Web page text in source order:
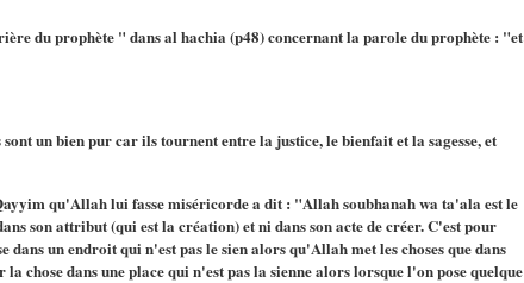
du prophète " dans al hachia (p48) concernant la parole du prophète : "et
un bien pur car ils tournent entre la justice, le bienfait et la sagesse, et
qu'Allah lui fasse miséricorde a dit : "Allah soubhanah wa ta'ala est le
son attribut (qui est la création) et ni dans son acte de créer. C'est pour
un endroit qui n'est pas le sien alors qu'Allah met les choses que dans
chose dans une place qui n'est pas la sienne alors lorsque l'on pose quelque